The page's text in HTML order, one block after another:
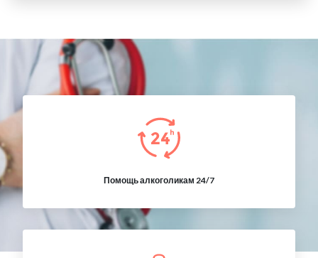
Помощь алкоголикам 24/7